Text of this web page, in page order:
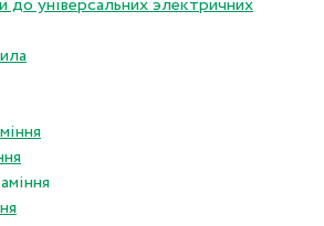
до унiверсальних электричних